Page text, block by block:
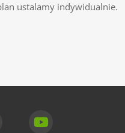
ustalamy indywidualnie.